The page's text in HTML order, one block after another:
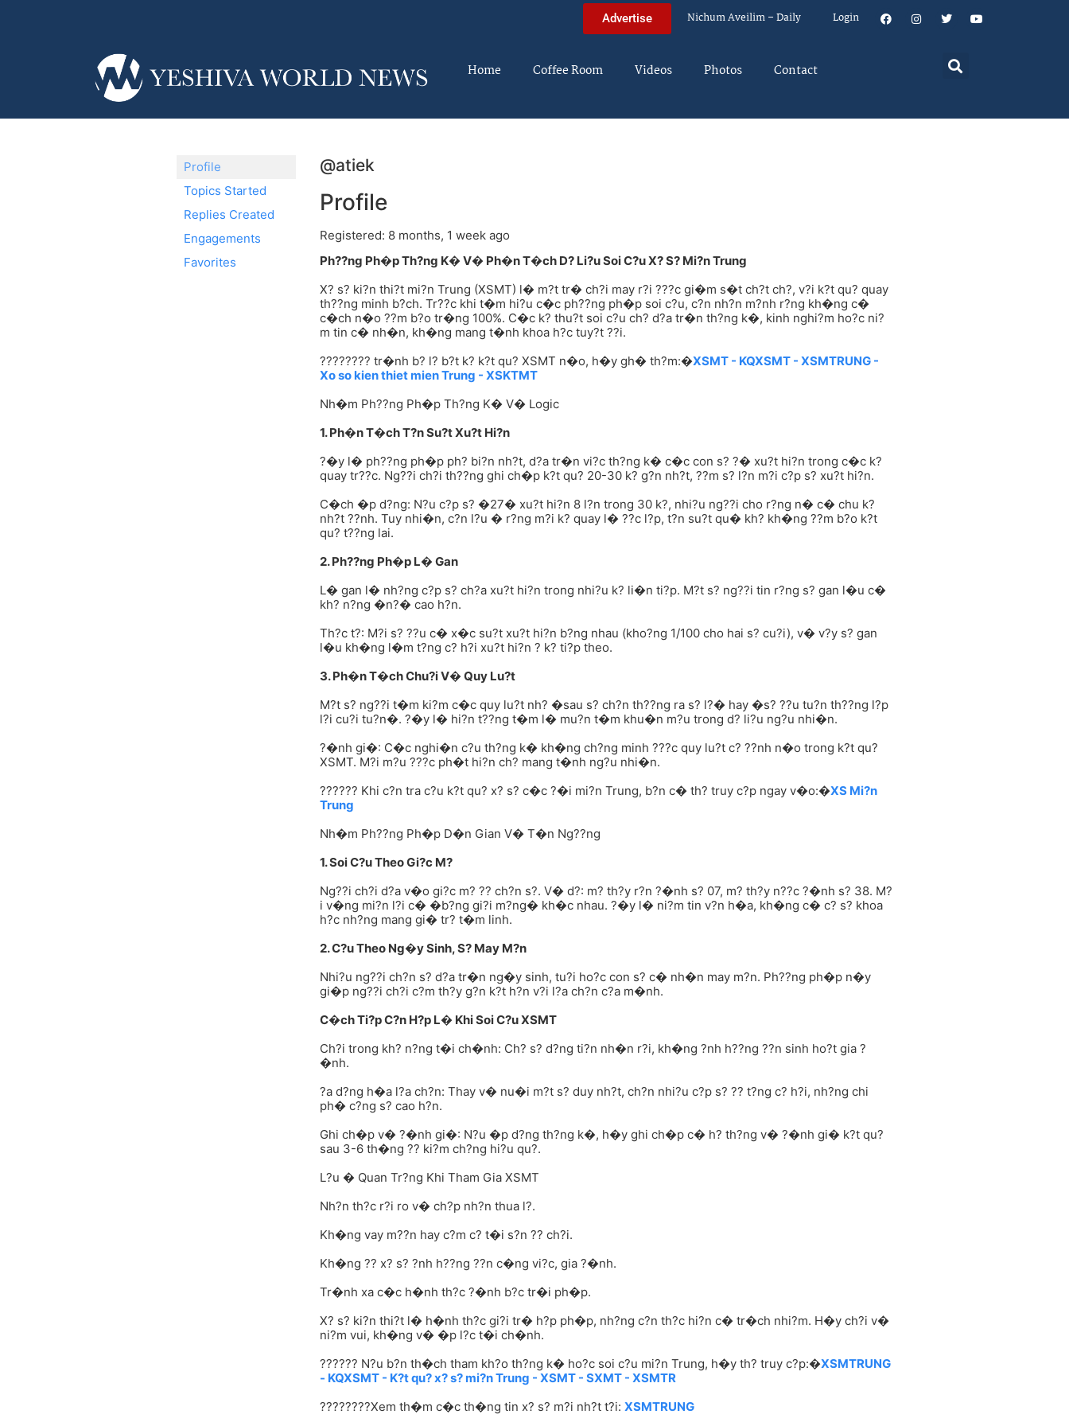
Advertise Nichum Aveilim – Daily Login
Home Coffee Room Videos Photos Contact
Profile
Topics Started
Replies Created
Engagements
Favorites
@atiek
Profile
Registered: 8 months, 1 week ago
Ph??ng Ph�p Th?ng K� V� Ph�n T�ch D? Li?u Soi C?u X? S? Mi?n Trung
X? s? ki?n thi?t mi?n Trung (XSMT) l� m?t tr� ch?i may r?i ???c gi�m s�t ch?t ch?, v?i k?t qu? quay
th??ng minh b?ch. Tr??c khi t�m hi?u c�c ph??ng ph�p soi c?u, c?n nh?n m?nh r?ng kh�ng c�
c�ch n�o ??m b?o tr�ng 100%. C�c k? thu?t soi c?u ch? d?a tr�n th?ng k�, kinh nghi?m ho?c ni?
m tin c� nh�n, kh�ng mang t�nh khoa h?c tuy?t ??i.
???????? tr�nh b? l? b?t k? k?t qu? XSMT n�o, h�y gh� th?m:�XSMT - KQXSMT - XSMTRUNG -
Xo so kien thiet mien Trung - XSKTMT
Nh�m Ph??ng Ph�p Th?ng K� V� Logic
1. Ph�n T�ch T?n Su?t Xu?t Hi?n
?�y l� ph??ng ph�p ph? bi?n nh?t, d?a tr�n vi?c th?ng k� c�c con s? ?� xu?t hi?n trong c�c k?
quay tr??c. Ng??i ch?i th??ng ghi ch�p k?t qu? 20-30 k? g?n nh?t, ??m s? l?n m?i c?p s? xu?t hi?n.
C�ch �p d?ng: N?u c?p s? �27� xu?t hi?n 8 l?n trong 30 k?, nhi?u ng??i cho r?ng n� c� chu k?
nh?t ??nh. Tuy nhi�n, c?n l?u � r?ng m?i k? quay l� ??c l?p, t?n su?t qu� kh? kh�ng ??m b?o k?t
qu? t??ng lai.
2. Ph??ng Ph�p L� Gan
L� gan l� nh?ng c?p s? ch?a xu?t hi?n trong nhi?u k? li�n ti?p. M?t s? ng??i tin r?ng s? gan l�u c�
kh? n?ng �n?� cao h?n.
Th?c t?: M?i s? ??u c� x�c su?t xu?t hi?n b?ng nhau (kho?ng 1/100 cho hai s? cu?i), v� v?y s? gan
l�u kh�ng l�m t?ng c? h?i xu?t hi?n ? k? ti?p theo.
3. Ph�n T�ch Chu?i V� Quy Lu?t
M?t s? ng??i t�m ki?m c�c quy lu?t nh? �sau s? ch?n th??ng ra s? l?� hay �s? ??u tu?n th??ng l?p
l?i cu?i tu?n�. ?�y l� hi?n t??ng t�m l� mu?n t�m khu�n m?u trong d? li?u ng?u nhi�n.
?�nh gi�: C�c nghi�n c?u th?ng k� kh�ng ch?ng minh ???c quy lu?t c? ??nh n�o trong k?t qu?
XSMT. M?i m?u ???c ph�t hi?n ch? mang t�nh ng?u nhi�n.
?????? Khi c?n tra c?u k?t qu? x? s? c�c ?�i mi?n Trung, b?n c� th? truy c?p ngay v�o:�XS Mi?n
Trung
Nh�m Ph??ng Ph�p D�n Gian V� T�n Ng??ng
1. Soi C?u Theo Gi?c M?
Ng??i ch?i d?a v�o gi?c m? ?? ch?n s?. V� d?: m? th?y r?n ?�nh s? 07, m? th?y n??c ?�nh s? 38. M?
i v�ng mi?n l?i c� �b?ng gi?i m?ng� kh�c nhau. ?�y l� ni?m tin v?n h�a, kh�ng c� c? s? khoa
h?c nh?ng mang gi� tr? t�m linh.
2. C?u Theo Ng�y Sinh, S? May M?n
Nhi?u ng??i ch?n s? d?a tr�n ng�y sinh, tu?i ho?c con s? c� nh�n may m?n. Ph??ng ph�p n�y
gi�p ng??i ch?i c?m th?y g?n k?t h?n v?i l?a ch?n c?a m�nh.
C�ch Ti?p C?n H?p L� Khi Soi C?u XSMT
Ch?i trong kh? n?ng t�i ch�nh: Ch? s? d?ng ti?n nh�n r?i, kh�ng ?nh h??ng ??n sinh ho?t gia ?
�nh.
?a d?ng h�a l?a ch?n: Thay v� nu�i m?t s? duy nh?t, ch?n nhi?u c?p s? ?? t?ng c? h?i, nh?ng chi
ph� c?ng s? cao h?n.
Ghi ch�p v� ?�nh gi�: N?u �p d?ng th?ng k�, h�y ghi ch�p c� h? th?ng v� ?�nh gi� k?t qu?
sau 3-6 th�ng ?? ki?m ch?ng hi?u qu?.
L?u � Quan Tr?ng Khi Tham Gia XSMT
Nh?n th?c r?i ro v� ch?p nh?n thua l?.
Kh�ng vay m??n hay c?m c? t�i s?n ?? ch?i.
Kh�ng ?? x? s? ?nh h??ng ??n c�ng vi?c, gia ?�nh.
Tr�nh xa c�c h�nh th?c ?�nh b?c tr�i ph�p.
X? s? ki?n thi?t l� h�nh th?c gi?i tr� h?p ph�p, nh?ng c?n th?c hi?n c� tr�ch nhi?m. H�y ch?i v�
ni?m vui, kh�ng v� �p l?c t�i ch�nh.
?????? N?u b?n th�ch tham kh?o th?ng k� ho?c soi c?u mi?n Trung, h�y th? truy c?p:�XSMTRUNG
- KQXSMT - K?t qu? x? s? mi?n Trung - XSMT - SXMT - XSMTR
????????Xem th�m c�c th�ng tin x? s? m?i nh?t t?i: XSMTRUNG